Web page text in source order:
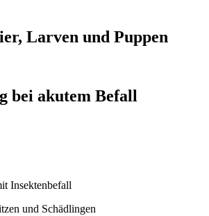
Larven und Puppen
bei akutem Befall